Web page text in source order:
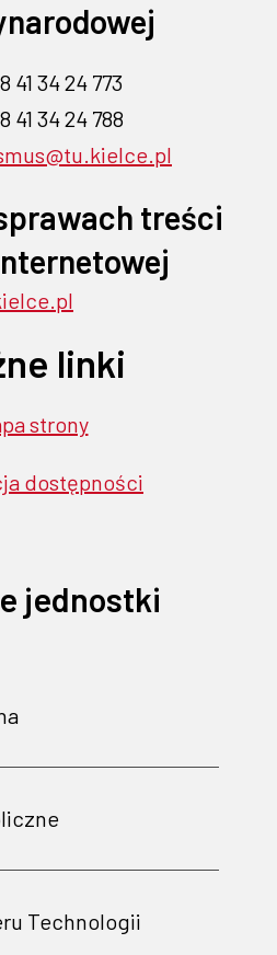
41 34 24 773
41 34 24 788
treści
linki
strony
dostępności
jednostki
Technologii